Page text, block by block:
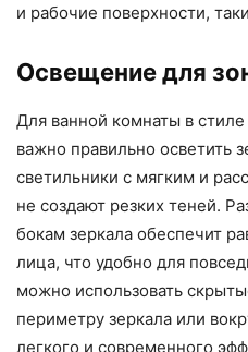
и рабочие поверхности,
Освещение для
Для ванной комнаты в
важно правильно осветить
светильники с мягким и
не создают резких теней.
бокам зеркала обеспечит
лица, что удобно для
можно использовать
периметру зеркала или
легкого и современного